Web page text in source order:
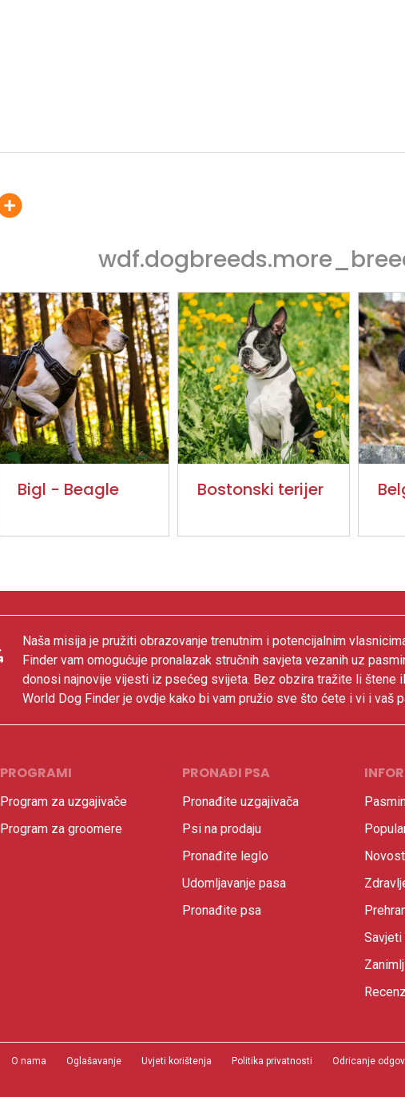
Bigl - Beagle Bostonski terijer
Naša misija je pružiti obrazovanje trenutnim i potencijalnim
Finder vam omogućuje pronalazak stručnih savjeta vezanih uz
donosi najnovije vijesti iz psećeg svijeta. Bez obzira tražite li štene
World Dog Finder je ovdje kako bi vam pružio sve što ćete i vi i vaš
PROGRAMI
Program za uzgajivače
Program za groomere
PRONAĐI PSA
Pronađite uzgajivača
Psi na prodaju
Pronađite leglo
Udomljavanje pasa
Pronađite psa
O nama Oglašavanje Uvjeti korištenja Politika privatnosti Odricanje